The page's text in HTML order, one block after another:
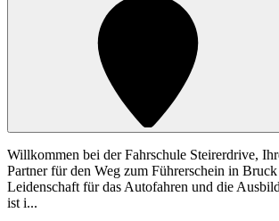
Willkommen bei der Fahrschule Steirerdrive,
Partner für den Weg zum Führerschein in
Leidenschaft für das Autofahren und die
ist i...